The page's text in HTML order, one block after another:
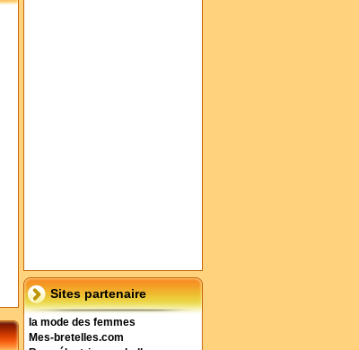
Sites partenaire
la mode des femmes
Mes-bretelles.com